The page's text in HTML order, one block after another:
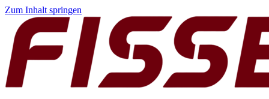
Zum Inhalt springen